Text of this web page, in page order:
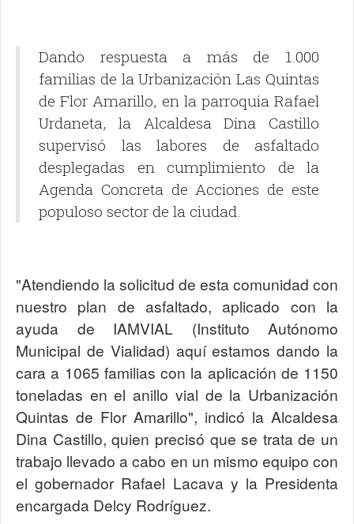
Dando respuesta a más de 1.000
familias de la Urbanización Las Quintas
de Flor Amarillo, en la parroquia Rafael
Urdaneta, la Alcaldesa Dina Castillo
supervisó las labores de asfaltado
desplegadas en cumplimiento de la
Agenda Concreta de Acciones de este
populoso sector de la ciudad.
"Atendiendo la solicitud de esta comunidad con
nuestro plan de asfaltado, aplicado con la
ayuda de IAMVIAL (Instituto Autónomo
Municipal de Vialidad) aquí estamos dando la
cara a 1065 familias con la aplicación de 1150
toneladas en el anillo vial de la Urbanización
Quintas de Flor Amarillo", indicó la Alcaldesa
Dina Castillo, quien precisó que se trata de un
trabajo llevado a cabo en un mismo equipo con
el gobernador Rafael Lacava y la Presidenta
encargada Delcy Rodríguez.